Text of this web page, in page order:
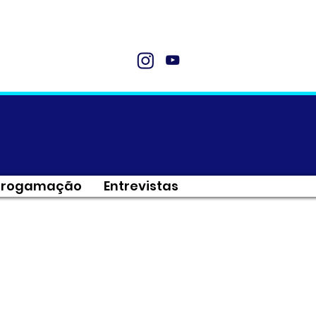
Entrevistas